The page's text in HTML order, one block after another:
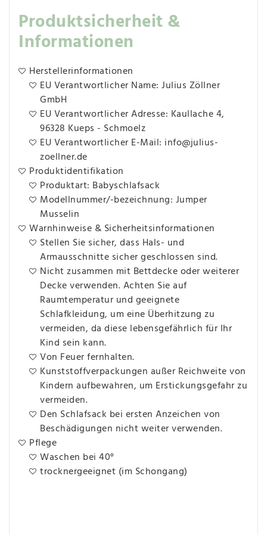
Produktsicherheit &
Informationen
Herstellerinformationen
EU Verantwortlicher Name: Julius Zöllner
GmbH
EU Verantwortlicher Adresse: Kaullache 4,
96328 Kueps - Schmoelz
EU Verantwortlicher E-Mail: info@julius-
zoellner.de
Produktidentifikation
Produktart: Babyschlafsack
Modellnummer/-bezeichnung: Jumper
Musselin
Warnhinweise & Sicherheitsinformationen
Stellen Sie sicher, dass Hals- und
Armausschnitte sicher geschlossen sind.
Nicht zusammen mit Bettdecke oder weiterer
Decke verwenden. Achten Sie auf
Raumtemperatur und geeignete
Schlafkleidung, um eine Überhitzung zu
vermeiden, da diese lebensgefährlich für Ihr
Kind sein kann.
Von Feuer fernhalten.
Kunststoffverpackungen außer Reichweite von
Kindern aufbewahren, um Erstickungsgefahr zu
vermeiden.
Den Schlafsack bei ersten Anzeichen von
Beschädigungen nicht weiter verwenden.
Pflege
Waschen bei 40°
trocknergeeignet (im Schongang)